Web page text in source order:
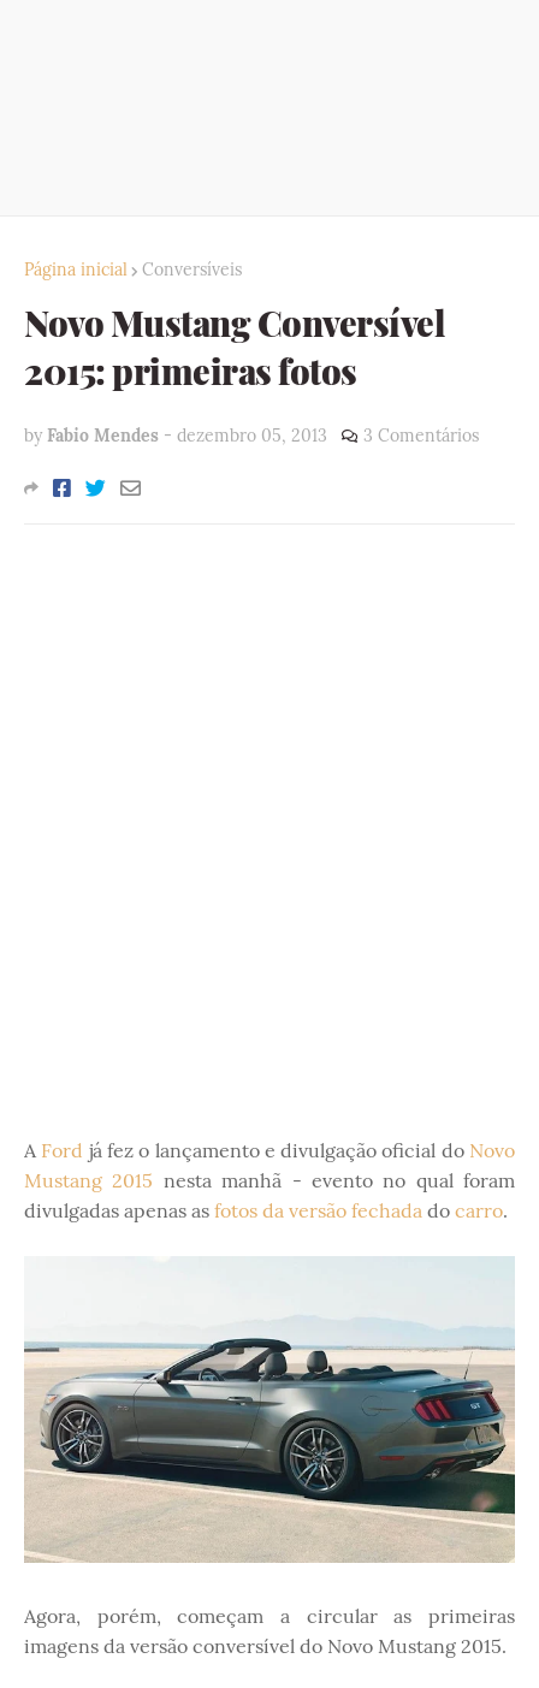
Página inicial Conversíveis
Novo Mustang Conversível
2015: primeiras fotos
by Fabio Mendes - dezembro 05, 2013 3 Comentários
A Ford já fez o lançamento e divulgação oficial do Novo
Mustang 2015 nesta manhã - evento no qual foram
divulgadas apenas as fotos da versão fechada do carro.
Agora, porém, começam a circular as primeiras
imagens da versão conversível do Novo Mustang 2015.